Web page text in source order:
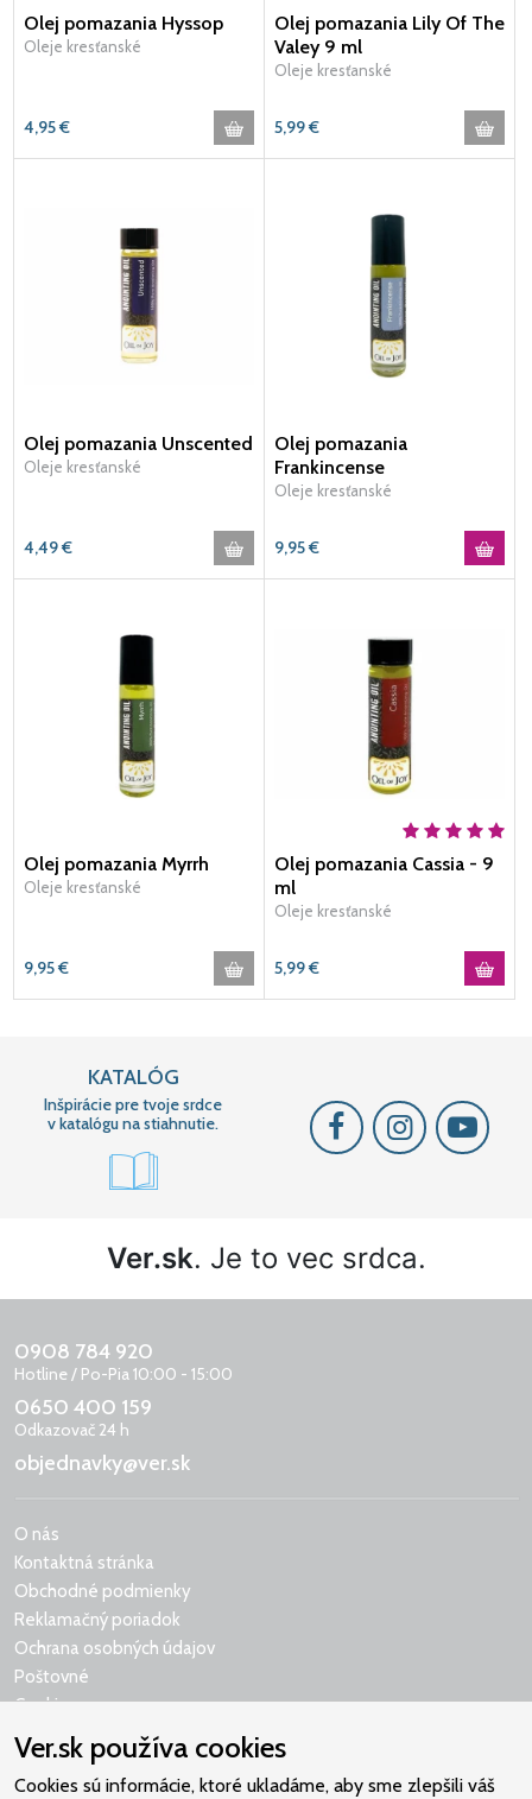
Olej pomazania Hyssop
Oleje kresťanské
4,95€
Olej pomazania Lily Of The
Valey 9 ml
Oleje kresťanské
5,99€
Olej pomazania Unscented
Oleje kresťanské
4,49€
Olej pomazania
Frankincense
Oleje kresťanské
9,95€
Olej pomazania Myrrh
Oleje kresťanské
9,95€
Olej pomazania Cassia - 9
ml
Oleje kresťanské
5,99€
KATALÓG
Inšpirácie pre tvoje srdce
v katalógu na stiahnutie.
Ver.sk. Je to vec srdca.
0908 784 920
Hotline / Po-Pia 10:00 - 15:00
0650 400 159
Odkazovač 24 h
objednavky@ver.sk
O nás
Kontaktná stránka
Obchodné podmienky
Reklamačný poriadok
Ochrana osobných údajov
Poštovné
Cookies
Ver.sk používa cookies
Cookies sú informácie, ktoré ukladáme, aby sme zlepšili váš